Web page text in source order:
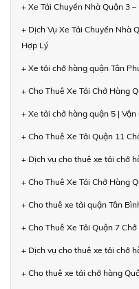
+ Xe Tải Chuyển Nhà Quận 3 –
+ Dịch Vụ Xe Tải Chuyển Nhà
Hợp Lý
+ Xe tải chở hàng quận Tân
+ Cho Thuê Xe Tải Chở Hàng
+ Xe tải chở hàng quận 5 |
+ Cho Thuê Xe Tải Quận 11
+ Dịch vụ cho thuê xe tải chở
+ Cho Thuê Xe Tải Chở Hàng
+ Cho thuê xe tải quận Tân
+ Cho Thuê Xe Tải Quận 7
+ Dịch vụ cho thuê xe tải chở
+ Cho thuê xe tải chở hàng